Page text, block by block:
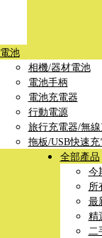
電池
相機/器材電池
電池手柄
電池充電器
行動電源
旅行充電器/無
拖板/USB快速充
全部產品
今
所
最
精
二